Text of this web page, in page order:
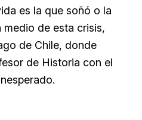
es la que soñó o la
medio de esta crisis,
de Chile, donde
de Historia con el